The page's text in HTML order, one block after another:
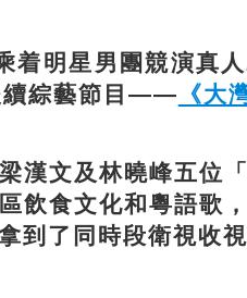
明星男團競演真人
續綜藝節目—— 《大
文及林曉峰五位「
飲食文化和粵語歌
到了同時段衛視收視